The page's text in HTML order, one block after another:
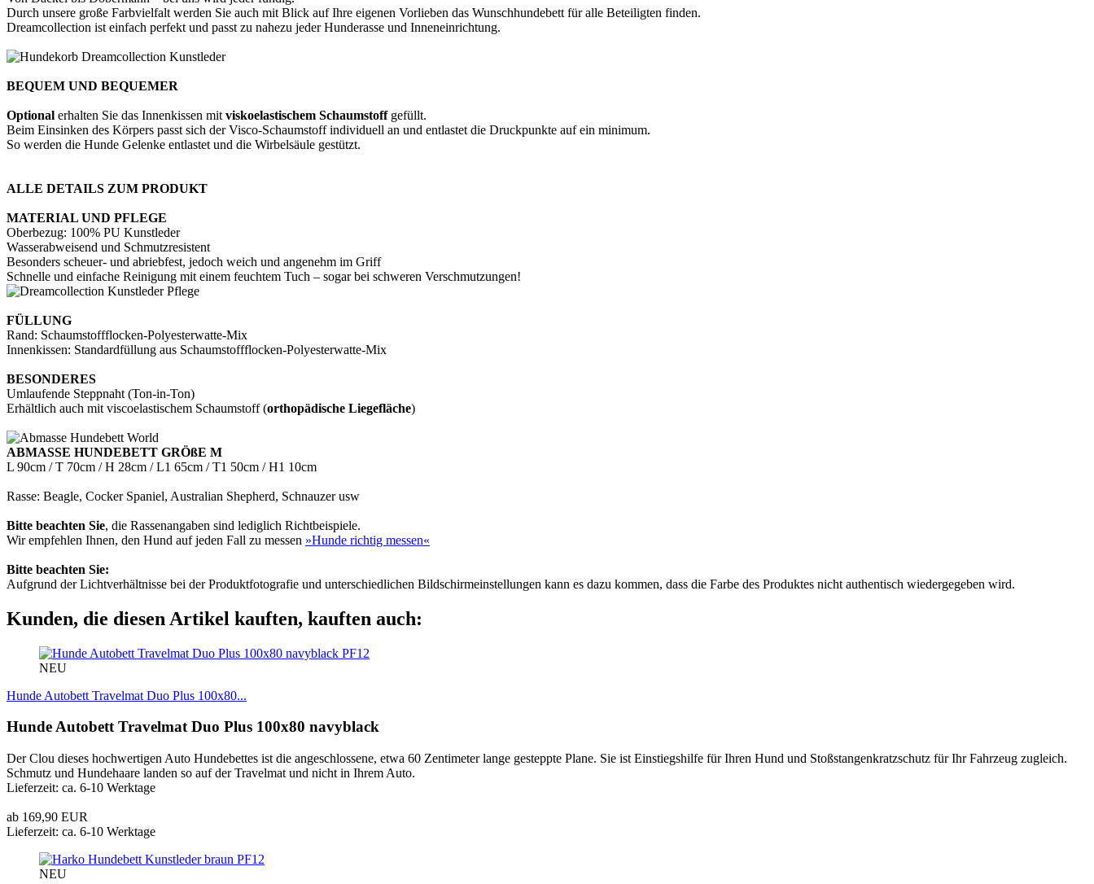
Durch unsere große Farbvielfalt werden Sie auch mit Blick auf Ihre eigenen Vorlieben das Wunschhundebett für alle Beteiligten finden.
Dreamcollection ist einfach perfekt und passt zu nahezu jeder Hunderasse und Inneneinrichtung.
BEQUEM UND BEQUEMER
Optional erhalten Sie das Innenkissen mit viskoelastischem Schaumstoffgefüllt.
Beim Einsinken des Körpers passt sich der Visco-Schaumstoff individuell an und entlastet die Druckpunkte auf ein minimum.
So werden die Hunde Gelenke entlastet und die Wirbelsäule gestützt.
ALLE DETAILS ZUM PRODUKT
MATERIAL UND PFLEGE
Oberbezug: 100% PU Kunstleder
Wasserabweisend und Schmutzresistent
Besonders scheuer- und abriebfest, jedoch weich und angenehm im Griff
Schnelle und einfache Reinigung mit einem feuchtem Tuch – sogar bei schweren Verschmutzungen!
FÜLLUNG
Rand: Schaumstoffflocken-Polyesterwatte-Mix
Innenkissen: Standardfüllung aus Schaumstoffflocken-Polyesterwatte-Mix
BESONDERES
Umlaufende Steppnaht (Ton-in-Ton)
Erhältlich auch mit viscoelastischem Schaumstoff (orthopädische Liegefläche)
ABMASSE HUNDEBETT GRÖßE M
L 90cm / T 70cm / H 28cm / L1 65cm / T1 50cm / H1 10cm
Rasse: Beagle, Cocker Spaniel, Australian Shepherd, Schnauzer usw
Bitte beachten Sie, die Rassenangaben sind lediglich Richtbeispiele.
Wir empfehlen Ihnen, den Hund auf jeden Fall zu messen »Hunde richtig messen«
Bitte beachten Sie:
Aufgrund der Lichtverhältnisse bei der Produktfotografie und unterschiedlichen Bildschirmeinstellungen kann es dazu kommen, dass die Farbe des Produktes nicht authentisch wiedergegeben wird.
Kunden, die diesen Artikel kauften, kauften auch:
PF12
NEU
Hunde Autobett Travelmat Duo Plus 100x80...
Hunde Autobett Travelmat Duo Plus 100x80 navyblack
Der Clou dieses hochwertigen Auto Hundebettes ist die angeschlossene, etwa 60 Zentimeter lange gesteppte Plane. Sie ist Einstiegshilfe für Ihren Hund und Stoßstangenkratzschutz für Ihr Fahrzeug zugleich.
Schmutz und Hundehaare landen so auf der Travelmat und nicht in Ihrem Auto.
Lieferzeit: ca. 6-10 Werktage
ab 169,90 EUR
Lieferzeit: ca. 6-10 Werktage
PF12
NEU